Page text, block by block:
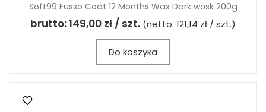
Soft99 Fusso Coat 12 Months Wax Dark wosk 200g
brutto:149,00 zł / szt. (netto: 121,14 zł / szt.)
Do koszyka